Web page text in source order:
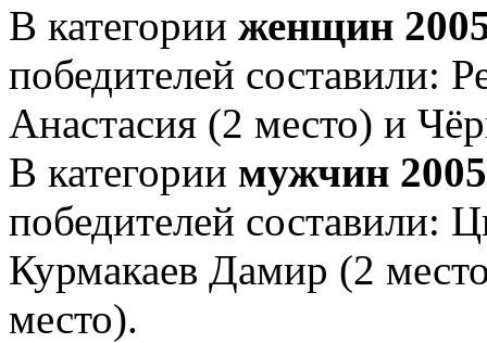
В категории женщин
победителей составили:
Анастасия (2 место) и
В категории мужчин
победителей составили:
Курмакаев Дамир (2
место).